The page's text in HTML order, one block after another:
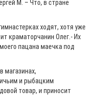
М. – Что, в стране
ходят, хотя уже
краматорчанин Олег.- Их
пацана маечка под
магазинах,
и рыбацким
товар, и приносит